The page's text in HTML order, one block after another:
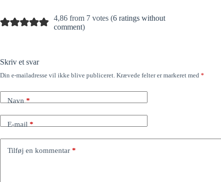
4,86 from 7 votes (6 ratings without
comment)
Skriv et svar
Din e-mailadresse vil ikke blive publiceret. Krævede felter er markeret med *
Navn *
E-mail *
Tilføj en kommentar *